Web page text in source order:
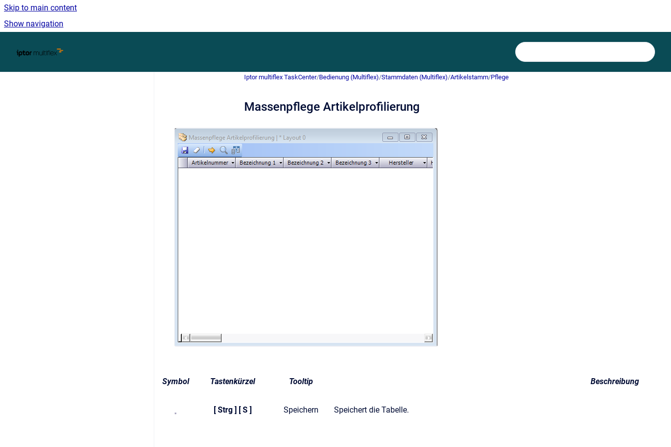
Skip to main content
Show navigation
Iptor multiflex TaskCenter/Bedienung (Multiflex)/Stammdaten (Multiflex)/Artikelstamm/Pflege
Massenpflege Artikelprofilierung
Symbol Tastenkürzel Tooltip Beschreibung
[ Strg ] [ S ] Speichern Speichert die Tabelle.